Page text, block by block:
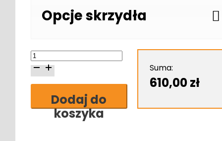
Opcje skrzydła
ilość
Erkado
Hiacynt
skrzydło
drzwiowe
Dodaj do
koszyka
Suma:
610,00zł